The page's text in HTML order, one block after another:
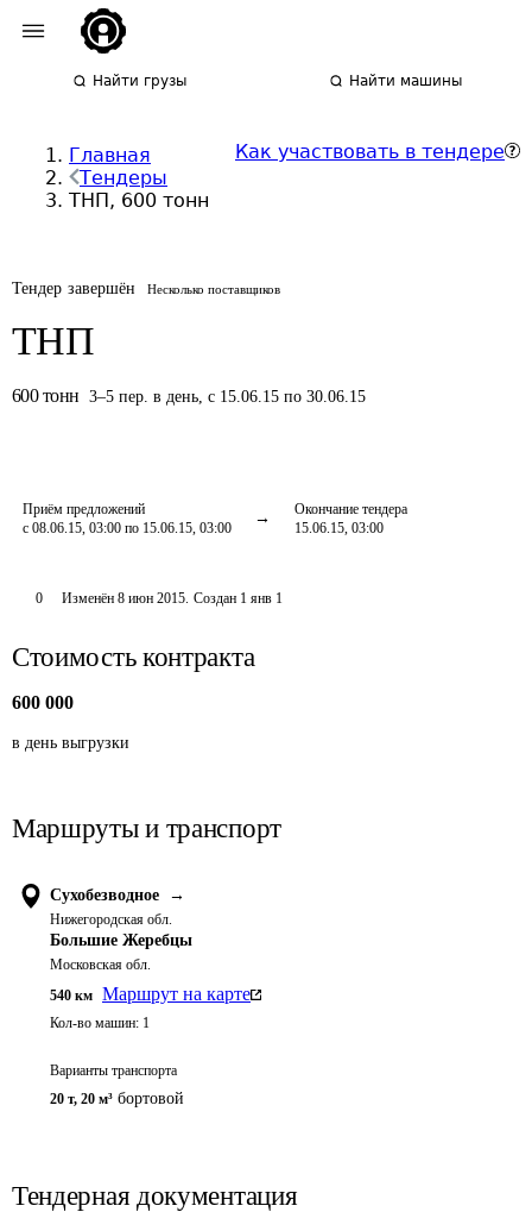
Найти грузы Найти машины
Главная
Тендеры
ТНП, 600 тонн
Как участвовать в тендере
Тендер завершён Несколько поставщиков
ТНП
600 тонн 3–5 пер. в день, с 15.06.15 по 30.06.15
Приём предложений
с 08.06.15, 03:00 по 15.06.15, 03:00
Окончание тендера
15.06.15, 03:00
0 Изменён 8 июн 2015. Создан 1 янв 1
Стоимость контракта
600 000
в день выгрузки
Маршруты и транспорт
Сухобезводное →
Нижегородская обл.
Большие Жеребцы
Московская обл.
540 км Маршрут на карте
Кол-во машин: 1
Варианты транспорта
20 т, 20 м³ бортовой
Тендерная документация